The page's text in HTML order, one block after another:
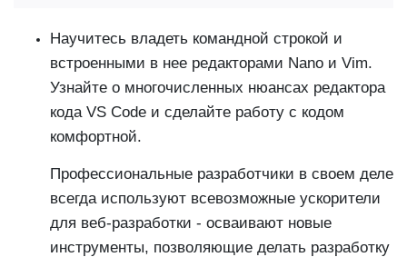
Научитесь владеть командной строкой и
встроенными в нее редакторами Nano и Vim.
Узнайте о многочисленных нюансах редактора
кода VS Code и сделайте работу с кодом
комфортной.
Профессиональные разработчики в своем деле
всегда используют всевозможные ускорители
для веб-разработки - осваивают новые
инструменты, позволяющие делать разработку